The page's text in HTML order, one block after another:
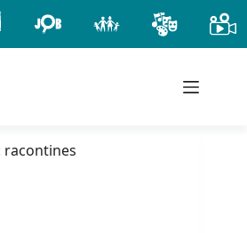
racontines